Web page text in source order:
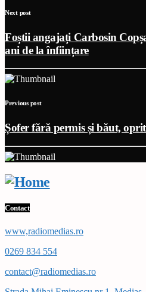
Next post
Foștii angajați Carbosin
ani de la înființare
Previous post
Șofer fără permis și băut,
Contact
www,radiomedias.ro
0269 834 554
contact@radiomedias.ro